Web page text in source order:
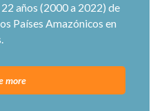
años (2000 a 2022) de
Países Amazónicos en
more